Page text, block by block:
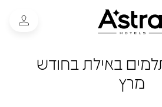
באילת בחודש
מרץ